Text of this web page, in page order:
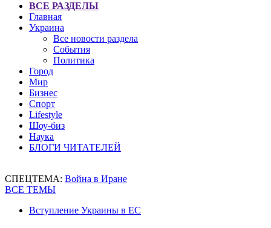
ВСЕ РАЗДЕЛЫ
Главная
Украина
Все новости раздела
События
Политика
Город
Мир
Бизнес
Спорт
Lifestyle
Шоу-биз
Наука
БЛОГИ ЧИТАТЕЛЕЙ
СПЕЦТЕМА: Война в Иране
ВСЕ ТЕМЫ
Вступление Украины в ЕС